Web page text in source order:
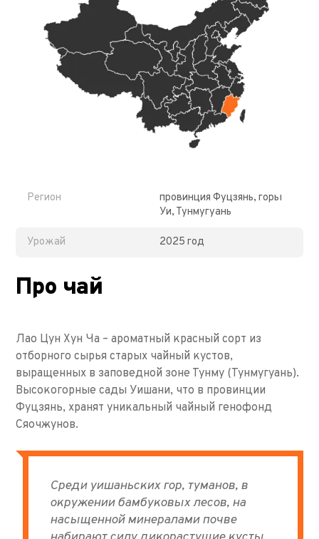
Регион
провинция Фуцзянь, горы
Уи, Тунмугуань
Урожай 2025 год
Про чай
Лао Цун Хун Ча – ароматный красный сорт из
отборного сырья старых чайный кустов,
выращенных в заповедной зоне Тунму (Тунмугуань).
Высокогорные сады Уишани, что в провинции
Фуцзянь, хранят уникальный чайный генофонд
Сяочжунов.
Среди уишаньских гор, туманов, в
окружении бамбуковых лесов, на
насыщенной минералами почве